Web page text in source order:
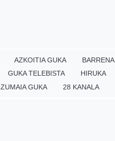
AZKOITIA GUKA
BARRENA
GUKA TELEBISTA
HIRUKA
ZUMAIA GUKA 28 KANALA